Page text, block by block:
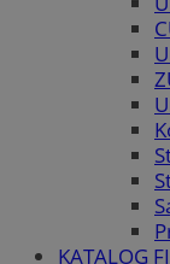
KATALOG